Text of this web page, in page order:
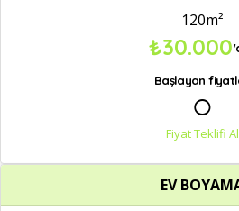
120m²
₺30.000
Başlayan
○
Fiyat Teklifi Al
EV